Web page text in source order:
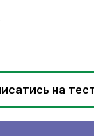
на